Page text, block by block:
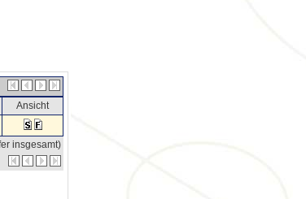
Ansicht
insgesamt)